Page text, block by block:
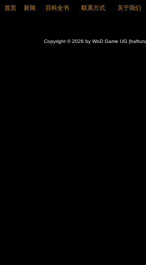
首页 新闻 百科全书 联系方式 关于我们
Copyright © 2026 by WoD Game UG